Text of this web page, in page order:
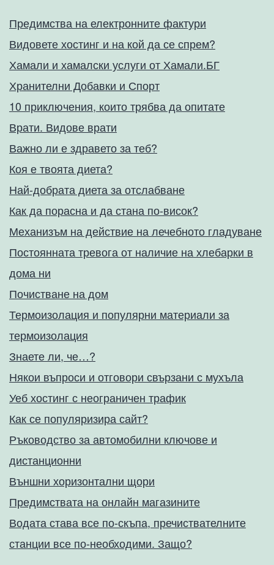
Предимства на електронните фактури
Видовете хостинг и на кой да се спрем?
Хамали и хамалски услуги от Хамали.БГ
Хранителни Добавки и Спорт
10 приключения, които трябва да опитате
Врати. Видове врати
Важно ли е здравето за теб?
Коя е твоята диета?
Най-добрата диета за отслабване
Как да порасна и да стана по-висок?
Механизъм на действие на лечебното гладуване
Постоянната тревога от наличие на хлебарки в
дома ни
Почистване на дом
Термоизолация и популярни материали за
термоизолация
Знаете ли, че…?
Някои въпроси и отговори свързани с мухъла
Уеб хостинг с неограничен трафик
Как се популяризира сайт?
Ръководство за автомобилни ключове и
дистанционни
Външни хоризонтални щори
Предимствата на онлайн магазините
Водата става все по-скъпа, пречиствателните
станции все по-необходими. Защо?